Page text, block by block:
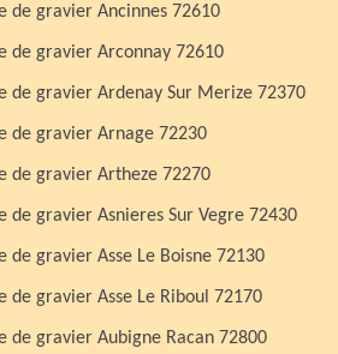
de gravier Ancinnes 72610
de gravier Arconnay 72610
de gravier Ardenay Sur Merize 72370
de gravier Arnage 72230
de gravier Artheze 72270
de gravier Asnieres Sur Vegre 72430
de gravier Asse Le Boisne 72130
de gravier Asse Le Riboul 72170
de gravier Aubigne Racan 72800